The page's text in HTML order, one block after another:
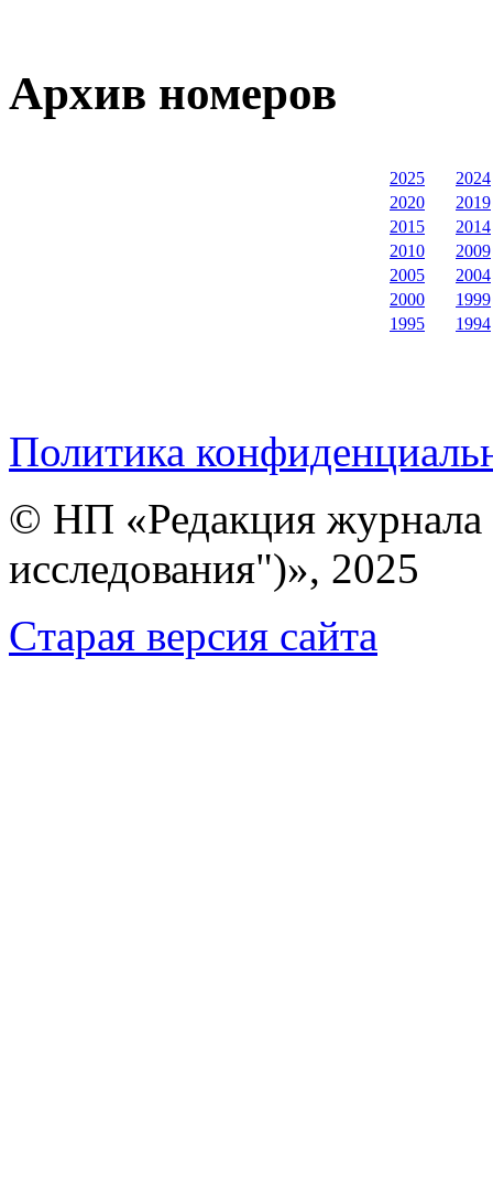
Архив номеров
2025
2024
2020
2019
2015
2014
2010
2009
2005
2004
2000
1999
1995
1994
Политика
© НП «Редакция
исследования")», 2025
Cтарая версия сайта